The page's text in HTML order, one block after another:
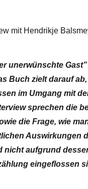
mit Hendrikje
unerwünschte
Buch zielt darauf
im Umgang mit
sprechen die
die Frage, wie
Auswirkungen
nicht aufgrund
eingeflossen